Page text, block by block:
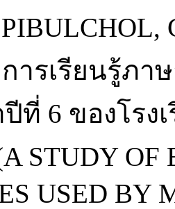
ารเรียนรู้ภา
ที่ 6 ของโรง
STUDY OF
USED BY